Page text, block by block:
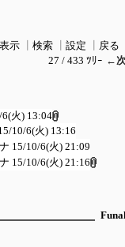
示 検索 設定
戻る
27 / 433 ﾂﾘｰ ←
6(火) 13:04
10/6(火) 13:16
15/10/6(火) 21:09
15/10/6(火) 21:16